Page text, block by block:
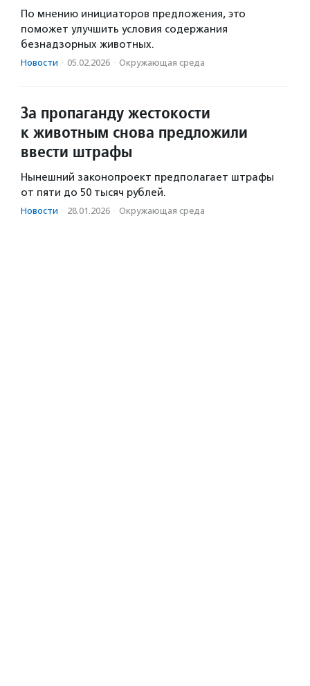
По мнению инициаторов предложения, это
поможет улучшить условия содержания
безнадзорных животных.
Новости · 05.02.2026 · Окружающая среда
За пропаганду жестокости
к животным снова предложили
ввести штрафы
Нынешний законопроект предполагает штрафы
от пяти до 50 тысяч рублей.
Новости · 28.01.2026 · Окружающая среда